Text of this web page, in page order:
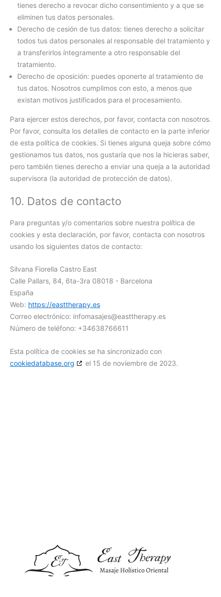
tienes derecho a revocar dicho consentimiento y a que se
eliminen tus datos personales.
Derecho de cesión de tus datos: tienes derecho a solicitar
todos tus datos personales al responsable del tratamiento y
a transferirlos íntegramente a otro responsable del
tratamiento.
Derecho de oposición: puedes oponerte al tratamiento de
tus datos. Nosotros cumplimos con esto, a menos que
existan motivos justificados para el procesamiento.
Para ejercer estos derechos, por favor, contacta con nosotros.
Por favor, consulta los detalles de contacto en la parte inferior
de esta política de cookies. Si tienes alguna queja sobre cómo
gestionamos tus datos, nos gustaría que nos la hicieras saber,
pero también tienes derecho a enviar una queja a la autoridad
supervisora (la autoridad de protección de datos).
10. Datos de contacto
Para preguntas y/o comentarios sobre nuestra política de
cookies y esta declaración, por favor, contacta con nosotros
usando los siguientes datos de contacto:
Silvana Fiorella Castro East
Calle Pallars, 84, 6ta-3ra 08018 - Barcelona
España
Web: https://easttherapy.es
Correo electrónico: infomasajes@easttherapy.es
Número de teléfono: +34638766611
Esta política de cookies se ha sincronizado con
cookiedatabase.org
el 15 de noviembre de 2023.